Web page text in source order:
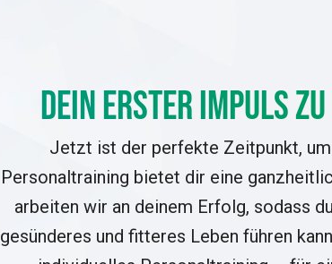
Dein erster Impuls zu
Jetzt ist der perfekte Zeitpunkt, um
Personaltraining bietet dir eine
arbeiten wir an deinem Erfolg, sodass
gesünderes und fitteres Leben führen